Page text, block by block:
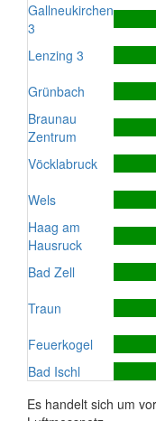
Gallneukirchen
3
Lenzing 3
Grünbach
Braunau
Zentrum
Vöcklabruck
Wels
Haag am
Hausruck
Bad Zell
Traun
Feuerkogel
Bad Ischl
Es handelt sich um